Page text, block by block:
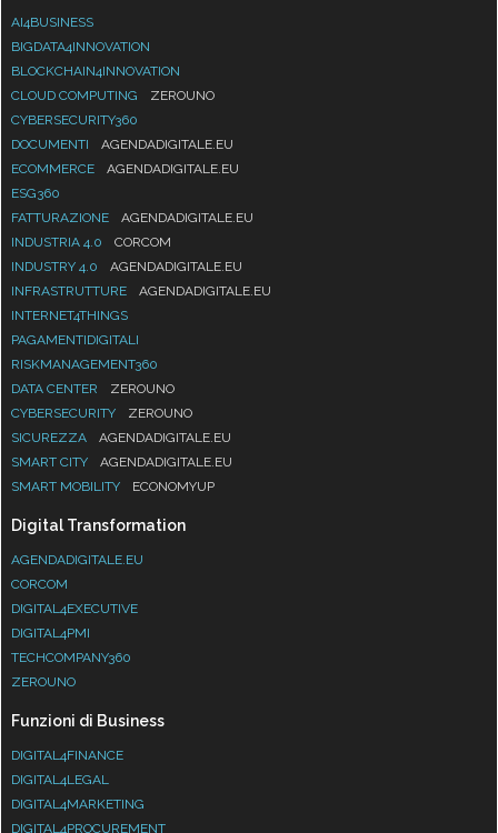
AI4BUSINESS
BIGDATA4INNOVATION
BLOCKCHAIN4INNOVATION
CLOUD COMPUTING
ZEROUNO
CYBERSECURITY360
DOCUMENTI
AGENDADIGITALE.EU
ECOMMERCE
AGENDADIGITALE.EU
ESG360
FATTURAZIONE
AGENDADIGITALE.EU
INDUSTRIA 4.0
CORCOM
INDUSTRY 4.0
AGENDADIGITALE.EU
INFRASTRUTTURE
AGENDADIGITALE.EU
INTERNET4THINGS
PAGAMENTIDIGITALI
RISKMANAGEMENT360
DATA CENTER
ZEROUNO
CYBERSECURITY
ZEROUNO
SICUREZZA
AGENDADIGITALE.EU
SMART CITY
AGENDADIGITALE.EU
SMART MOBILITY
ECONOMYUP
Digital Transformation
AGENDADIGITALE.EU
CORCOM
DIGITAL4EXECUTIVE
DIGITAL4PMI
TECHCOMPANY360
ZEROUNO
Funzioni di Business
DIGITAL4FINANCE
DIGITAL4LEGAL
DIGITAL4MARKETING
DIGITAL4PROCUREMENT